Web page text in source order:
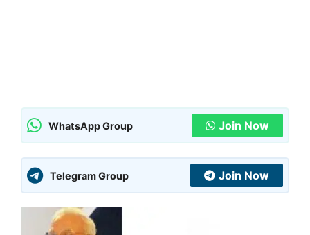
WhatsApp Group Join Now
Telegram Group Join Now